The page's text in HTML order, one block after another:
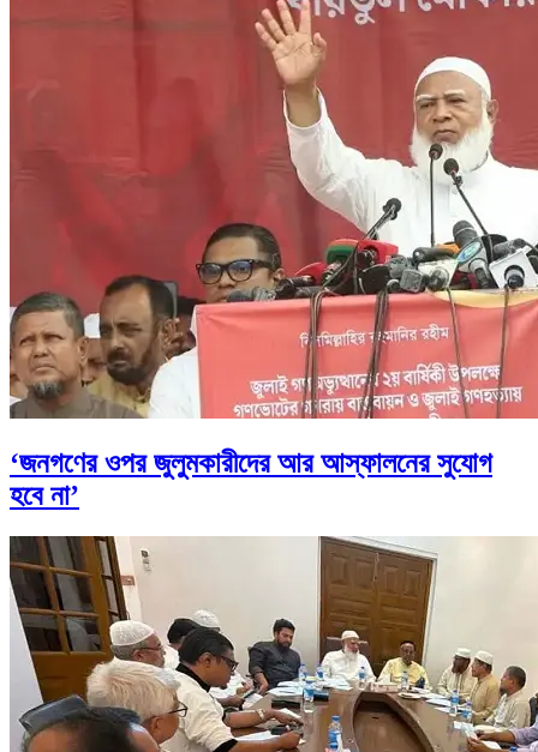
‘জনগণের ওপর জুলুমকারীদের আর আস্ফালনের সুযোগ
হবে না’